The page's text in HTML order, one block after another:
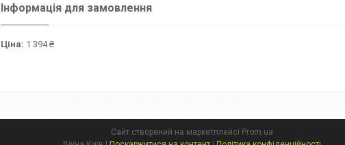
Інформація для замовлення
Ціна: 1 394 ₴
Сайт створений на маркетплейсі Prom.ua